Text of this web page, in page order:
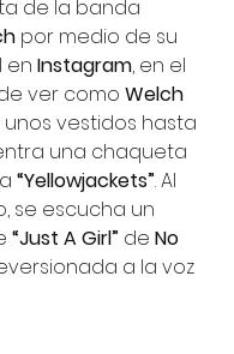
de la banda
por medio de su
en Instagram, en el
ver como Welch
vestidos hasta
una chaqueta
“Yellowjackets”. Al
se escucha un
“Just A Girl” de No
a la voz